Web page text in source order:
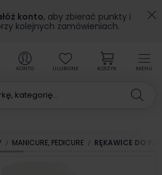
konto, aby zbierać punkty i
kolejnych zamówieniach.
MENU
KONTO ULUBIONE KOSZYK
MANICURE, PEDICURE RĘKAWICE DO